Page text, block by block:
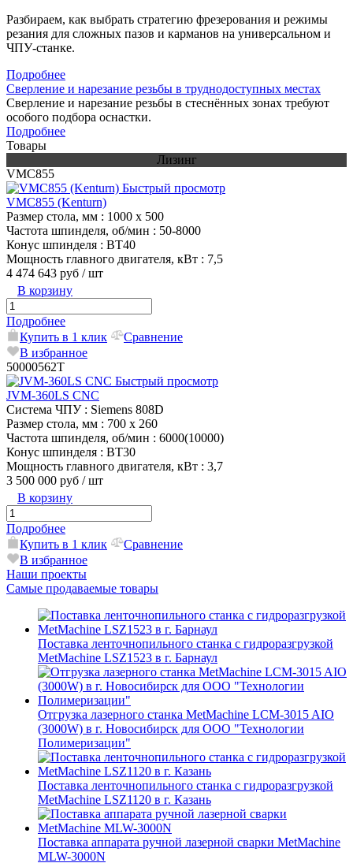
Разбираем, как выбрать стратегию фрезерования и режимы
резания для сложных пазов и карманов на универсальном и
ЧПУ-станке.
Подробнее
Сверление и нарезание резьбы в труднодоступных местах
Сверление и нарезание резьбы в стеснённых зонах требуют
особого подбора оснастки.
Подробнее
Товары
Лизинг
VMC855
Быстрый просмотр
VMC855 (Kenturn)
Размер стола, мм : 1000 x 500
Частота шпинделя, об/мин : 50-8000
Конус шпинделя : BT40
Мощность главного двигателя, кВт : 7,5
4 474 643 руб / шт
В корзину
Подробнее
Купить в 1 клик
Сравнение
В избранное
50000562T
Быстрый просмотр
JVM-360LS CNC
Система ЧПУ: Siemens 808D
Размер стола, мм : 700 х 260
Частота шпинделя, об/мин : 6000(10000)
Конус шпинделя : BT30
Мощность главного двигателя, кВт : 3,7
3 500 000 руб / шт
В корзину
Подробнее
Купить в 1 клик
Сравнение
В избранное
Наши проекты
Самые продаваемые товары
Поставка ленточнопильного станка c гидроразгрузкой
MetMachine LSZ1523 в г. Барнаул
Отгрузка лазерного станка MetMachine LCM-3015 AIO
(3000W) в г. Новосибирск для ООО "Технологии
Полимеризации"
Поставка ленточнопильного станка c гидроразгрузкой
MetMachine LSZ1120 в г. Казань
Поставка аппарата ручной лазерной сварки MetMachine
MLW-3000N